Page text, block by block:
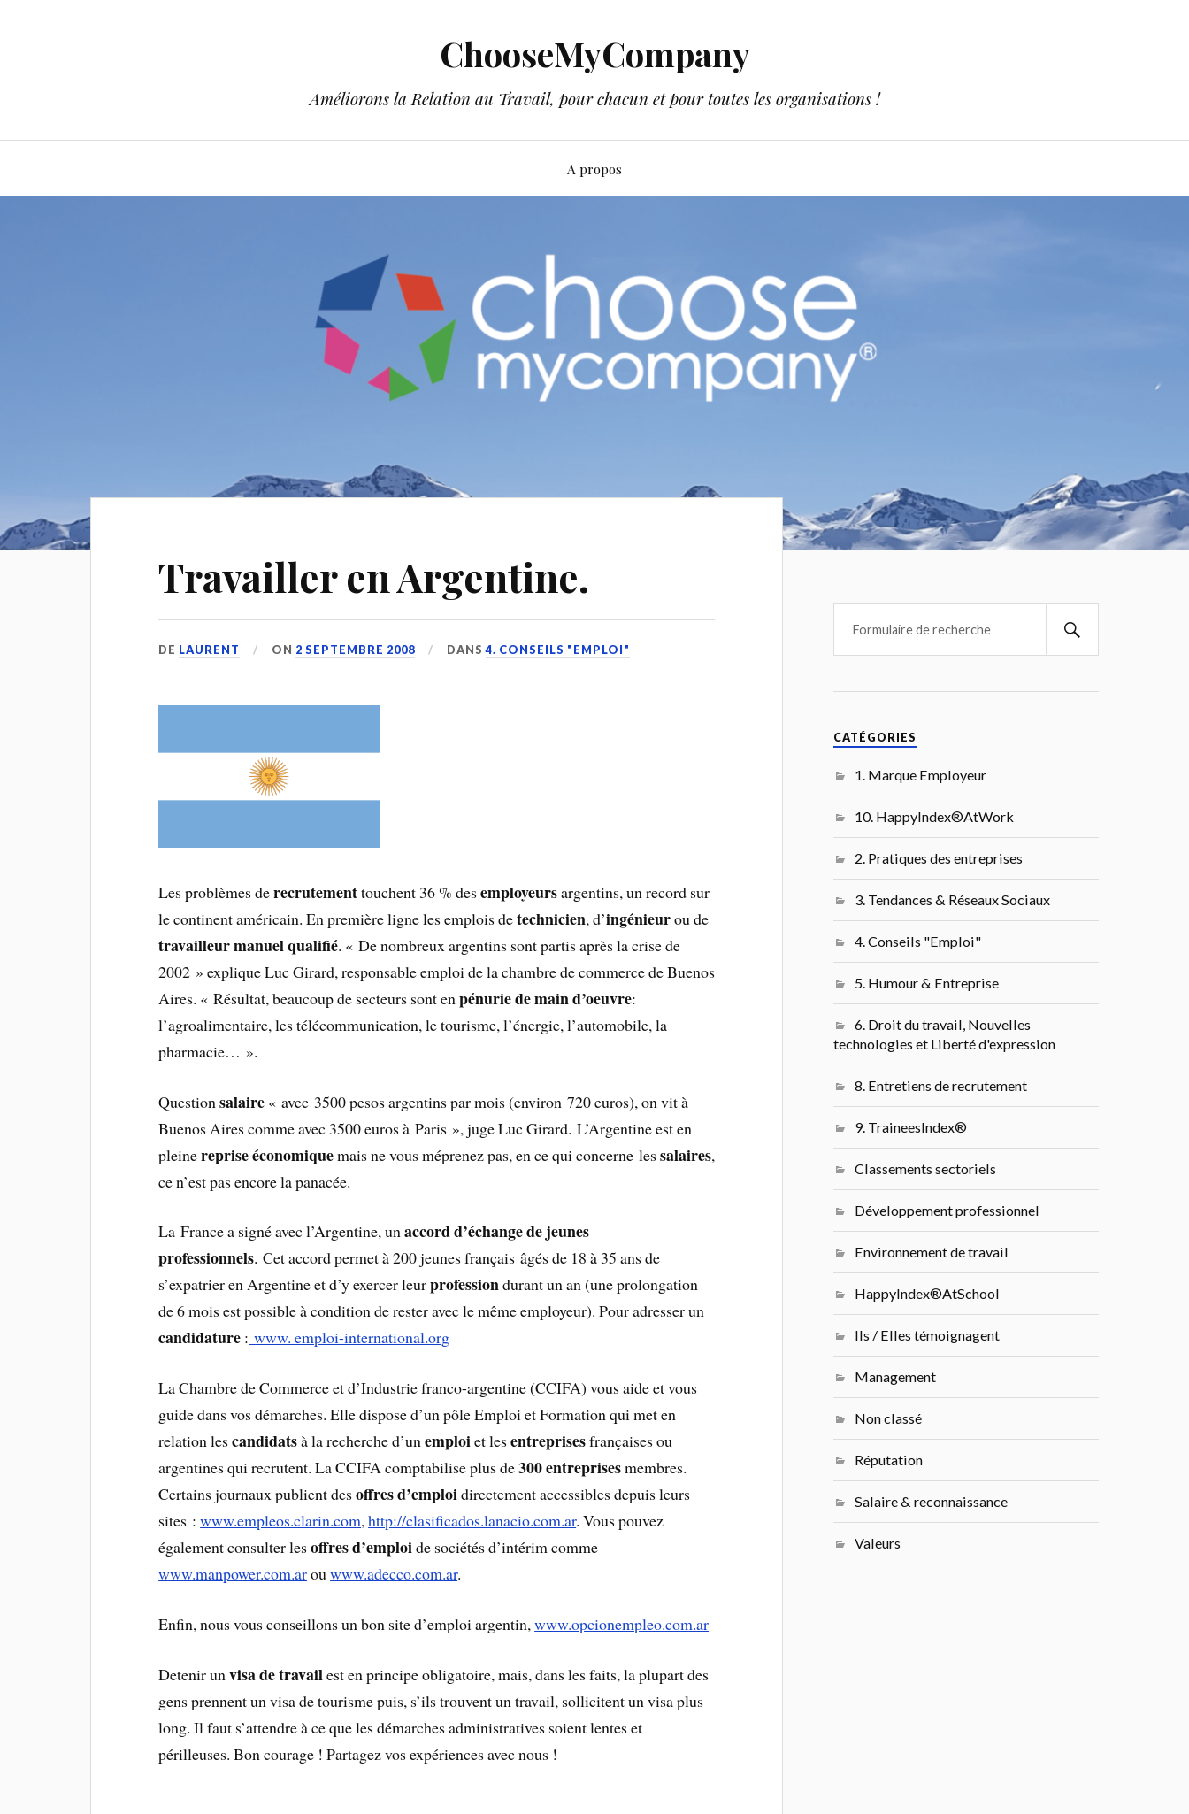
ChooseMyCompany
Améliorons la Relation au Travail, pour chacun et pour toutes les organisations !
A propos
Travailler en Argentine.
DE LAURENT ON 2 SEPTEMBRE 2008 DANS4. CONSEILS "EMPLOI"
Les problèmes derecrutementtouchent 36 % desemployeursargentins, un record sur
le continent américain. En première ligne les emplois detechnicien, d’ingénieurou de
travailleur manuel qualifié. « De nombreux argentins sont partis après la crise de
2002 » explique Luc Girard, responsable emploi de la chambre de commerce de Buenos
Aires. « Résultat, beaucoup de secteurs sont enpénurie de main d’oeuvre:
l’agroalimentaire, les télécommunication, le tourisme, l’énergie, l’automobile, la
pharmacie… ».
Questionsalaire « avec 3500 pesos argentins par mois (environ 720 euros), on vit à
Buenos Aires comme avec 3500 euros à Paris », juge Luc Girard. L’Argentine est en
pleinereprise économiquemais ne vous méprenez pas, en ce qui concerne lessalaires,
ce n’est pas encore la panacée.
La France a signé avec l’Argentine, unaccord d’échange de jeunes
professionnels. Cet accord permet à 200 jeunes français âgés de 18 à 35 ans de
s’expatrier en Argentine et d’y exercer leurprofessiondurant un an (une prolongation
de 6 mois est possible à condition de rester avec le même employeur). Pour adresser un
candidature : www. emploi-international.org
La Chambre de Commerce et d’Industrie franco-argentine (CCIFA) vous aide et vous
guide dans vos démarches. Elle dispose d’un pôle Emploi et Formation qui met en
relation lescandidatsà la recherche d’unemploiet lesentreprisesfrançaises ou
argentines qui recrutent. La CCIFA comptabilise plus de300 entreprisesmembres.
Certains journaux publient desoffres d’emploidirectement accessibles depuis leurs
sites :www.empleos.clarin.com,http://clasificados.lanacio.com.ar. Vous pouvez
également consulter lesoffres d’emploide sociétés d’intérim comme
www.manpower.com.arouwww.adecco.com.ar.
Enfin, nous vous conseillons un bon site d’emploi argentin,www.opcionempleo.com.ar
Detenir unvisa de travailest en principe obligatoire, mais, dans les faits, la plupart des
gens prennent un visa de tourisme puis, s’ils trouvent un travail, sollicitent un visa plus
long. Il faut s’attendre à ce que les démarches administratives soient lentes et
périlleuses. Bon courage ! Partagez vos expériences avec nous !
CATÉGORIES
1. Marque Employeur
10. HappyIndex®AtWork
2. Pratiques des entreprises
3. Tendances & Réseaux Sociaux
4. Conseils "Emploi"
5. Humour & Entreprise
6. Droit du travail, Nouvelles
technologies et Liberté d'expression
8. Entretiens de recrutement
9. TraineesIndex®
Classements sectoriels
Développement professionnel
Environnement de travail
HappyIndex®AtSchool
Ils / Elles témoignagent
Management
Non classé
Réputation
Salaire & reconnaissance
Valeurs